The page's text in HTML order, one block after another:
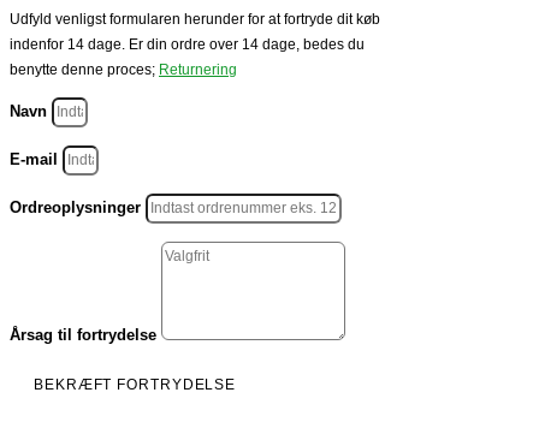
Udfyld venligst formularen herunder for at fortryde dit køb
indenfor 14 dage. Er din ordre over 14 dage, bedes du
benytte denne proces; Returnering
Navn
E-mail
Ordreoplysninger
Årsag til fortrydelse
BEKRÆFT FORTRYDELSE